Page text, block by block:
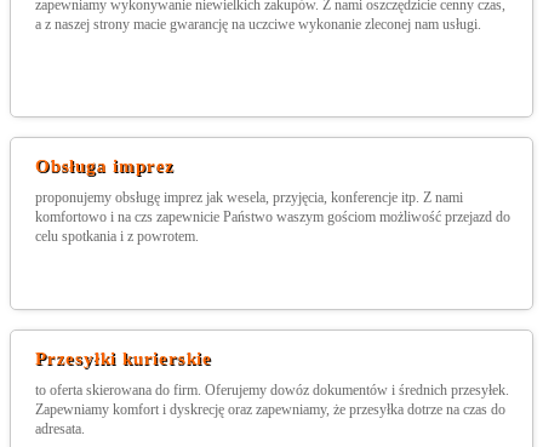
zapewniamy wykonywanie niewielkich zakupów. Z nami oszczędzicie cenny czas,
a z naszej strony macie gwarancję na uczciwe wykonanie zleconej nam usługi.
Obsługa imprez
proponujemy obsługę imprez jak wesela, przyjęcia, konferencje itp. Z nami
komfortowo i na czs zapewnicie Państwo waszym gościom możliwość przejazd do
celu spotkania i z powrotem.
Przesyłki kurierskie
to oferta skierowana do firm. Oferujemy dowóz dokumentów i średnich przesyłek.
Zapewniamy komfort i dyskrecję oraz zapewniamy, że przesyłka dotrze na czas do
adresata.